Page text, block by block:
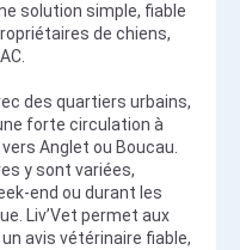
solution simple, fiable
de chiens,
des quartiers urbains,
forte circulation à
Anglet ou Boucau.
y sont variées,
end ou durant les
Liv’Vet permet aux
avis vétérinaire fiable,